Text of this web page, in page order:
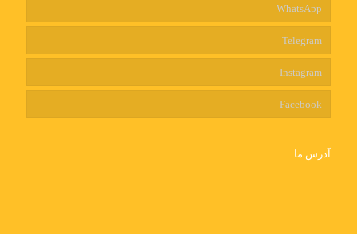
WhatsApp
Telegram
Instagram
Facebook
آدرس ما